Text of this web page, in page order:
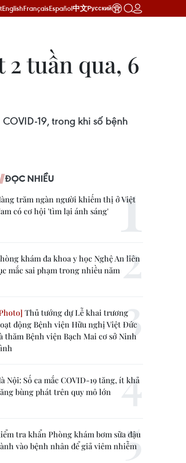
EnglishFrançaisEspañol中文Русский
2 tuần qua, 6
19, trong khi số bệnh
ĐỌC NHIỀU
trăm ngàn người khiếm thị ở Việt
có cơ hội 'tìm lại ánh sáng'
khám đa khoa y học Nghệ An liên
mắc sai phạm trong nhiều năm
Thủ tướng dự Lễ khai trương
động Bệnh viện Hữu nghị Việt Đức
thăm Bệnh viện Bạch Mai cơ sở Ninh
Nội: Số ca mắc COVID-19 tăng, ít khả
bùng phát trên quy mô lớn
tra khẩn Phòng khám bơm sữa đậu
vào bệnh nhân để giả viêm nhiễm